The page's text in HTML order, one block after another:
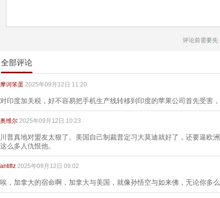
评论前需要先
全部评论
摩诃笨蛋 2025年09月12日 11:20
对印度加关税，好不容易把手机生产线转移到印度的苹果公司首先受害
奥维尔 2025年09月12日 10:23
川普真地对盟友太狠了。美国自己制裁普定习大莫迪就好了，还要逼欧
这么多人仇恨他。
antiflz 2025年09月12日 09:02
唉，加拿大的宿命啊，加拿大与美国，就像孙悟空与如来佛，无论你多